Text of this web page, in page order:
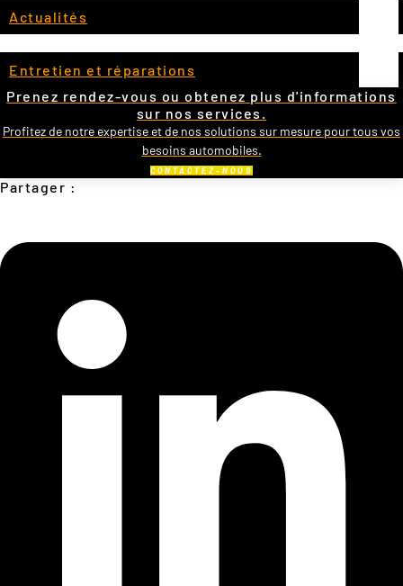
Actualités
Entretien et réparations
Prenez rendez-vous ou obtenez plus d'informations
sur nos services.
Profitez de notre expertise et de nos solutions sur mesure pour tous vos
besoins automobiles.
CONTACTEZ-NOUS
Partager :